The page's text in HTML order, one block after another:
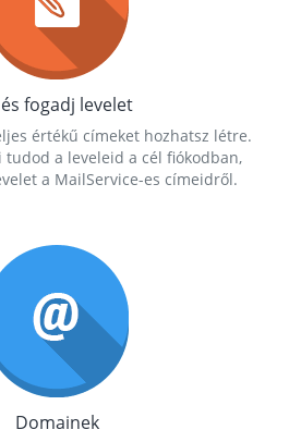
fogadj levelet
értékű címeket hozhatsz létre.
tudod a leveleid a cél fiókodban,
a MailService-es címeidről.
Domainek